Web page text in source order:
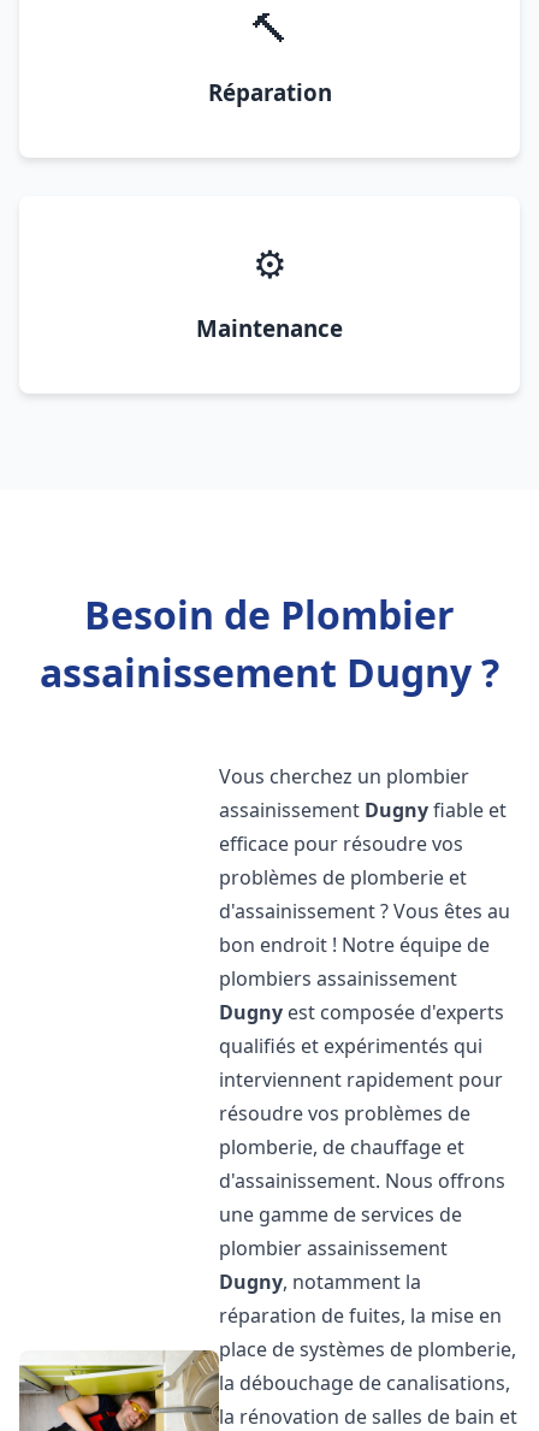
🔨
Réparation
⚙️
Maintenance
Besoin de Plombier
assainissement Dugny ?
Vous cherchez un plombier
assainissement Dugnyfiable et
efficace pour résoudre vos
problèmes de plomberie et
d'assainissement ? Vous êtes au
bon endroit ! Notre équipe de
plombiers assainissement
Dugny est composée d'experts
qualifiés et expérimentés qui
interviennent rapidement pour
résoudre vos problèmes de
plomberie, de chauffage et
d'assainissement. Nous offrons
une gamme de services de
plombier assainissement
Dugny, notamment la
réparation de fuites, la mise en
place de systèmes de plomberie,
la débouchage de canalisations,
la rénovation de salles de bain et